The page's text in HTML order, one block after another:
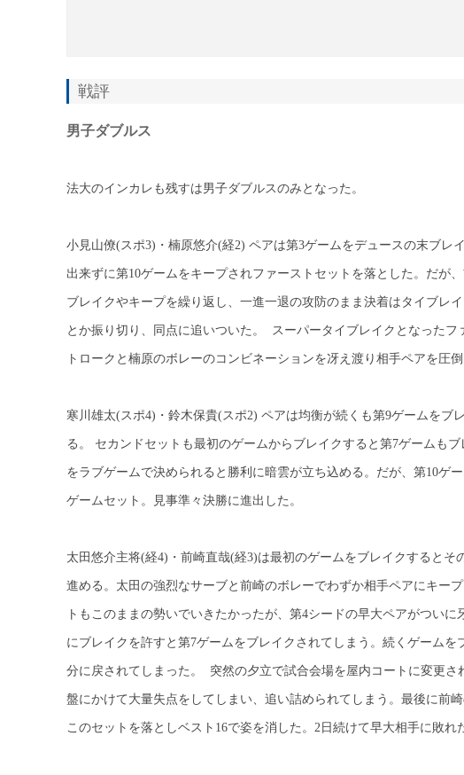
戦評
男子ダブルス
法大のインカレも残すは男子ダブルスのみとなった。
小見山僚(スポ3)・楠原悠介(経2) ペアは第3ゲームをデュースの末ブレ
出来ずに第10ゲームをキープされファーストセットを落とした。だ
ブレイクやキープを繰り返し、一進一退の攻防のまま決着はタイブレ
とか振り切り、同点に追いついた。 スーパータイブレイクとなった
トロークと楠原のボレーのコンビネーションを冴え渡り相手ペアを圧
寒川雄太(スポ4)・鈴木保貴(スポ2) ペアは均衡が続くも第9ゲームを
る。 セカンドセットも最初のゲームからブレイクすると第7ゲームも
をラブゲームで決められると勝利に暗雲が立ち込める。だが、第10ゲ
ゲームセット。見事準々決勝に進出した。
太田悠介主将(経4)・前崎直哉(経3)は最初のゲームをブレイクすると
進める。太田の強烈なサーブと前崎のボレーでわずか相手ペアにキー
トもこのままの勢いでいきたかったが、第4シードの早大ペアがつい
にブレイクを許すと第7ゲームをブレイクされてしまう。続くゲーム
分に戻されてしまった。 突然の夕立で試合会場を屋内コートに変更
盤にかけて大量失点をしてしまい、追い詰められてしまう。最後に前
このセットを落としベスト16で姿を消した。2日続けて早大相手に敗